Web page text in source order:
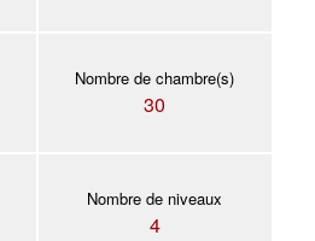
Nombre de chambre(s)
30
Nombre de niveaux
4